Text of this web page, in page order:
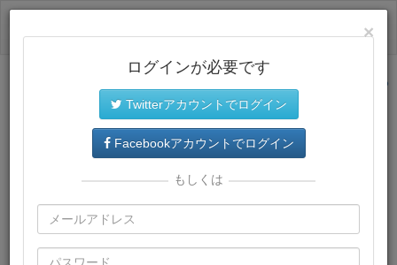
サイトトップに戻る
プレミアム会員では、教材がダウンロードでき、快適な動画
再生環境が提供されます。
×
ログインが必要です
Twitterアカウントでログイン
Facebookアカウントでログイン
もしくは